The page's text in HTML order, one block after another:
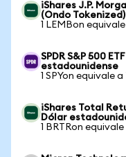
iShares J.P.
(Ondo
1 LEMBon
SPDR S&P 500
estadounidense
1 SPYon equivale
iShares Total
Dólar
1 BRTRon